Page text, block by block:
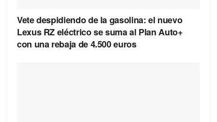
Vete despidiendo de la gasolina: el nuevo
Lexus RZ eléctrico se suma al Plan Auto+
con una rebaja de 4.500 euros